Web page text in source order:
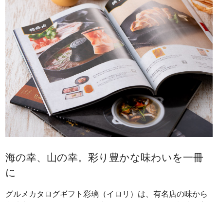
海の幸、山の幸。彩り豊かな味わいを一冊
に
グルメカタログギフト彩璃（イロリ）は、有名店の味から